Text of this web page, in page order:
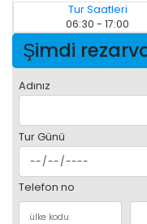
Tur Saatleri
06:30 - 17:00
Şimdi
Adınız
Tur Günü
Telefon no